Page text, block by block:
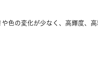
色の変化が少なく、高輝度、